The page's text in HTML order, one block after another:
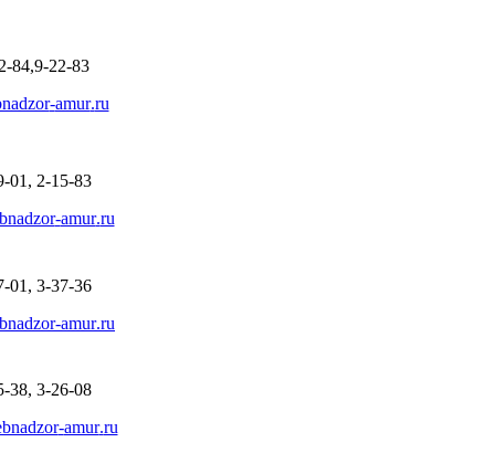
84,9-22-83
-amur.ru
01, 2-15-83
-amur.ru
01, 3-37-36
-amur.ru
38, 3-26-08
-amur.ru